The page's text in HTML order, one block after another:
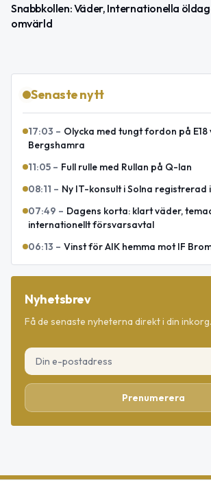
Snabbkollen: Väder, Internationella
omvärld
Senaste nytt
17:03 – Olycka med tungt fordon på
Bergshamra
11:05 – Full rulle med Rullan på Q-lan
08:11 – Ny IT-konsult i Solna registrerad
07:49 – Dagens korta: klart väder,
internationellt försvarsavtal
06:13 – Vinst för AIK hemma mot IF
Nyhetsbrev
Få de senaste nyheterna direkt i din inkorg.
Prenumerera